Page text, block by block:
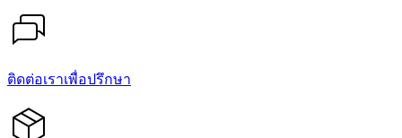
ติดต่อเราเพื่อปรึกษา